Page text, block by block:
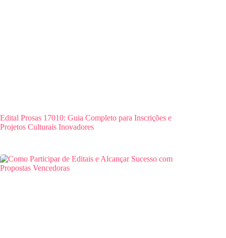
Edital Prosas 17010: Guia Completo para Inscrições e
Projetos Culturais Inovadores